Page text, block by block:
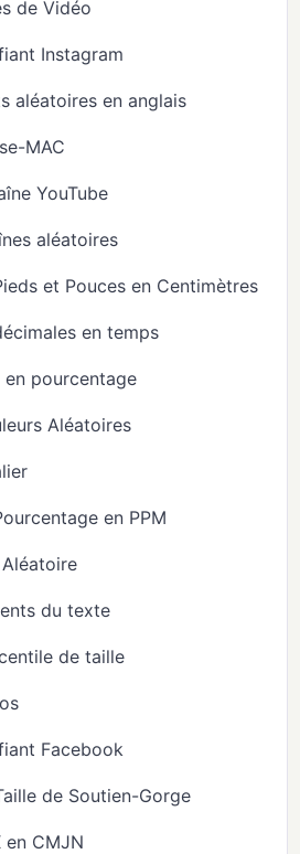
de Vidéo
Instagram
aléatoires en anglais
MAC
YouTube
aléatoires
et Pouces en Centimètres
en temps
pourcentage
Aléatoires
en PPM
du texte
de taille
Facebook
de Soutien-Gorge
en CMJN